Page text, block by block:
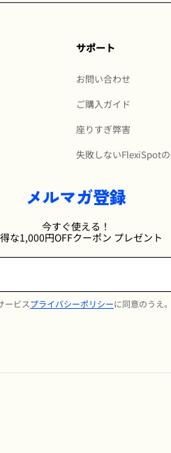
サポート
お問い合わせ
ご購入ガイド
座りすぎ弊害
失敗しないFlexiSpot
メルマガ登録
今すぐ使える！
な1,000円OFFクーポン プレゼント
ービスプライバシーポリシーに同意のうえ。